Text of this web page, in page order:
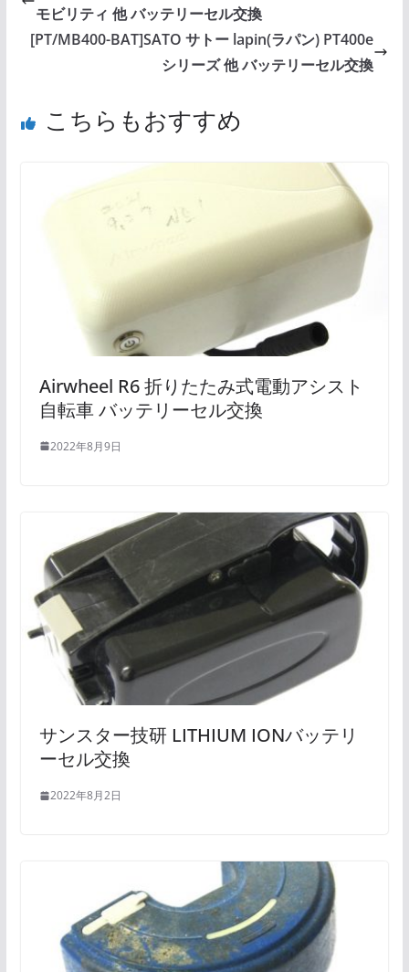
モビリティ 他 バッテリーセル交換
[PT/MB400-BAT]SATO サトー lapin(ラパン) PT400e
シリーズ 他 バッテリーセル交換
こちらもおすすめ
Airwheel R6 折りたたみ式電動アシスト
自転車 バッテリーセル交換
2022年8月9日
サンスター技研 LITHIUM IONバッテリ
ーセル交換
2022年8月2日